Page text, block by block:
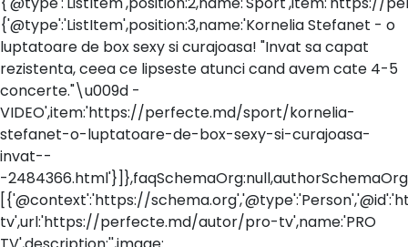
{'@type':'ListItem',position:3,name:'Kornelia Stefanet - o
luptatoare de box sexy si curajoasa! "Invat sa capat
rezistenta, ceea ce lipseste atunci cand avem cate 4-5
concerte."\u009d -
VIDEO',item:'https://perfecte.md/sport/kornelia-
stefanet-o-luptatoare-de-box-sexy-si-curajoasa-
invat--
-
[{'@context':'https://
tv',url:'https://perfecte.md/autor/pro-tv',name:'PRO